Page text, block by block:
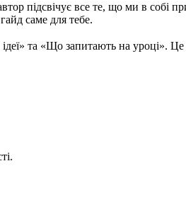
підсвічує все те, що ми в собі
саме для тебе.
та «Що запитають на уроці». Це